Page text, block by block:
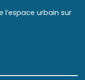
l’espace urbain sur